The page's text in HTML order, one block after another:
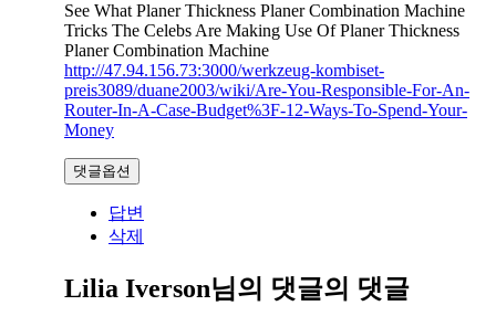
See What Planer Thickness Planer Combination Machine
Tricks The Celebs Are Making Use Of Planer Thickness
Planer Combination Machine
http://47.94.156.73:3000/werkzeug-kombiset-
preis3089/duane2003/wiki/Are-You-Responsible-For-An-
Router-In-A-Case-Budget%3F-12-Ways-To-Spend-Your-
Money
댓글옵션
답변
삭제
Lilia Iverson님의 댓글의 댓글